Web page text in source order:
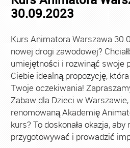
30.09.2023
Kurs Animatora Warszawa
nowej drogi zawodowej?
umiejętności i rozwinąć swoje
Ciebie idealną propozycję,
Twoje oczekiwania!
Zabaw dla Dzieci w
renomowaną Akademię
kurs? To doskonała okazja,
przygotowywać i prowadzić